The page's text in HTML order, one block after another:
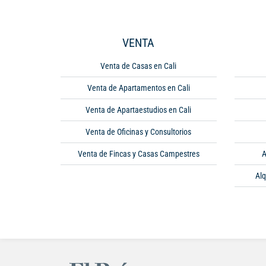
VENTA
Venta de Casas en Cali
Venta de Apartamentos en Cali
Venta de Apartaestudios en Cali
Venta de Oficinas y Consultorios
Venta de Fincas y Casas Campestres